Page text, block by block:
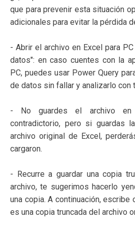
que para prevenir esta situación
adicionales para evitar la pérdida
- Abrir el archivo en Excel para
datos": en caso cuentes con la
PC, puedes usar Power Query
de datos sin fallar y analizarlo con
- No guardes el archivo en
contradictorio, pero si guardas
archivo original de Excel,
cargaron.
- Recurre a guardar una copia
archivo, te sugerimos hacerlo
una copia. A continuación, escribe
es una copia truncada del archivo